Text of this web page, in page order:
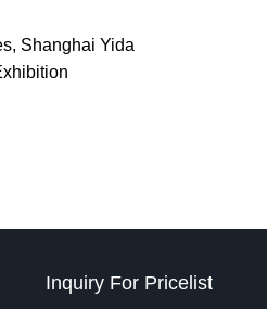
Shanghai Yida
Inquiry For Pricelist